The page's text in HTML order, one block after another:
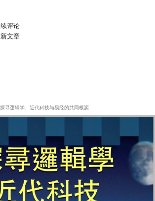
评论
文章
探寻逻辑学、近代科技与易经的共同根源